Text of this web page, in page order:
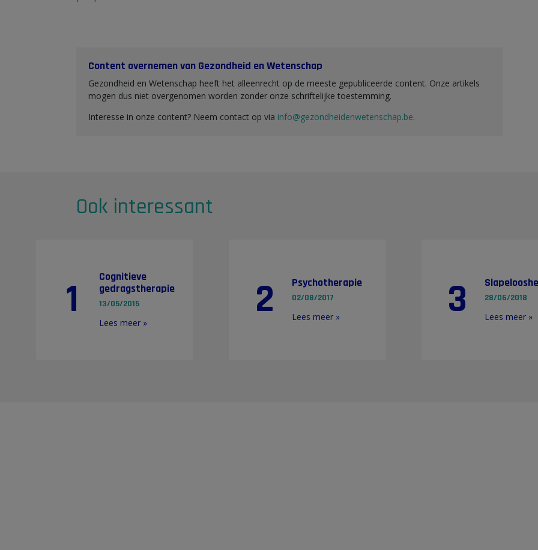
Content overnemen van Gezondheid en Wetenschap
Gezondheid en Wetenschap heeft het alleenrecht op de meeste gepubliceerde content. Onze artikels
mogen dus niet overgenomen worden zonder onze schriftelijke toestemming.
Interesse in onze content? Neem contact op via info@gezondheidenwetenschap.be.
Ook interessant
1
Cognitieve
gedragstherapie
13/05/2015
Lees meer » 2 Psychotherapie
02/08/2017
Lees meer » 3 28/06/2018
Lees meer »